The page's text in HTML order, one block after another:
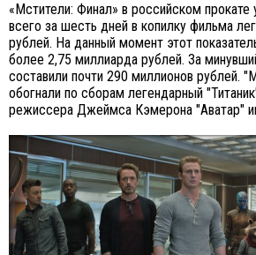
«Мстители: Финал» в российском
всего за шесть дней в копилку фильма
рублей. На данный момент этот
более 2,75 миллиарда рублей. За
составили почти 290 миллионов рублей.
обогнали по сборам легендарный
режиссера Джеймса Кэмерона "Аватар"